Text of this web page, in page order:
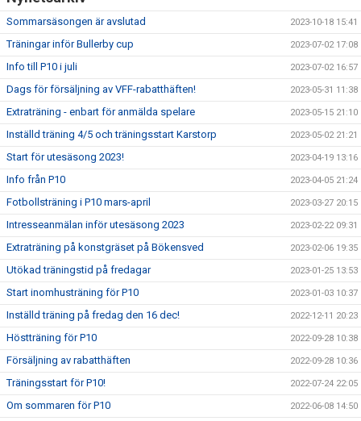
Sommarsäsongen är avslutad 2023-10-18 15:41
Träningar inför Bullerby cup 2023-07-02 17:08
Info till P10 i juli 2023-07-02 16:57
Dags för försäljning av VFF-rabatthäften! 2023-05-31 11:38
Extraträning - enbart för anmälda spelare 2023-05-15 21:10
Inställd träning 4/5 och träningsstart Karstorp 2023-05-02 21:21
Start för utesäsong 2023! 2023-04-19 13:16
Info från P10 2023-04-05 21:24
Fotbollsträning i P10 mars-april 2023-03-27 20:15
Intresseanmälan inför utesäsong 2023 2023-02-22 09:31
Extraträning på konstgräset på Bökensved 2023-02-06 19:35
Utökad träningstid på fredagar 2023-01-25 13:53
Start inomhusträning för P10 2023-01-03 10:37
Inställd träning på fredag den 16 dec! 2022-12-11 20:23
Höstträning för P10 2022-09-28 10:38
Försäljning av rabatthäften 2022-09-28 10:36
Träningsstart för P10! 2022-07-24 22:05
Om sommaren för P10 2022-06-08 14:50